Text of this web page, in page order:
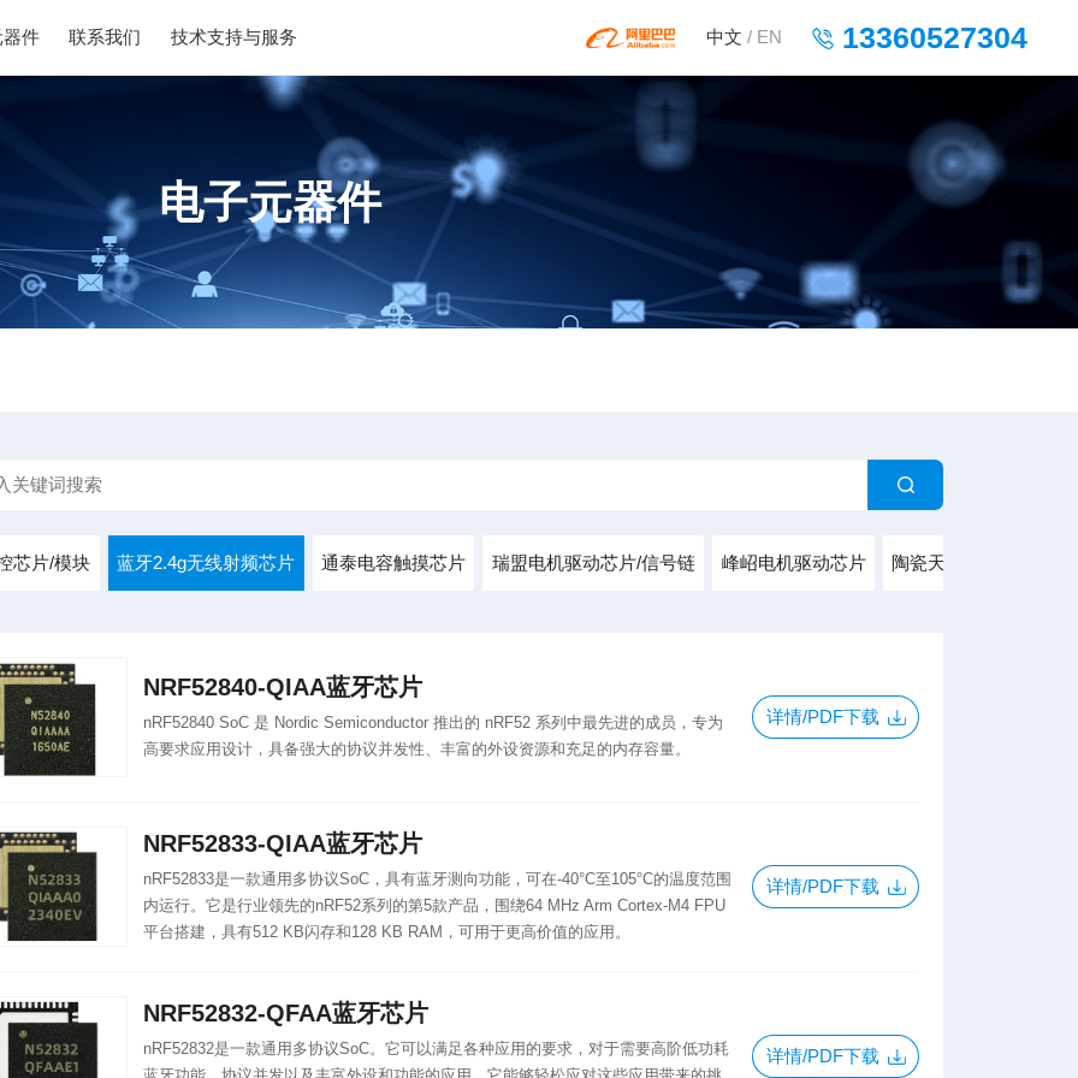
件 联系我们 技术支持与服务 中文 / EN 13360527304
电子元器件
芯片/模块 蓝牙2.4g无线射频芯片 通泰电容触摸芯片 瑞盟电机驱动芯片/信号链 峰岹电机驱动芯片 陶瓷天线/触摸芯片
NRF52840-QIAA蓝牙芯片
nRF52840 SoC 是 Nordic Semiconductor 推出的 nRF52 系列中最先进的成员，专为
高要求应用设计，具备强大的协议并发性、丰富的外设资源和充足的内存容量。
详情/PDF下载
NRF52833-QIAA蓝牙芯片
nRF52833是一款通用多协议SoC，具有蓝牙测向功能，可在-40°C至105°C的温度范围
内运行。它是行业领先的nRF52系列的第5款产品，围绕64 MHz Arm Cortex-M4 FPU
平台搭建，具有512 KB闪存和128 KB RAM，可用于更高价值的应用。
详情/PDF下载
NRF52832-QFAA蓝牙芯片
nRF52832是一款通用多协议SoC。它可以满足各种应用的要求，对于需要高阶低功耗
详情/PDF下载